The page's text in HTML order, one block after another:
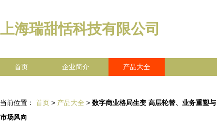
上海瑞甜恬科技有限公司
首页 企业简介 产品大全
当前位置： 首页 > 产品大全 > 数字商业格局生变 高层轮替、业务重塑与
市场风向